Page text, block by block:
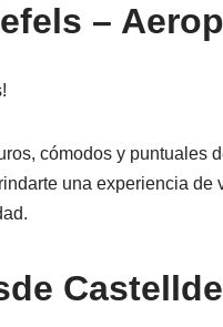
–
cómodos y puntuales
una experiencia de